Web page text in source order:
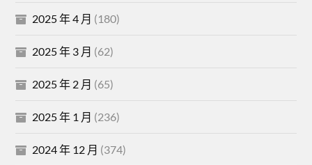
2025 年 4 月 (180)
2025 年 3 月 (62)
2025 年 2 月 (65)
2025 年 1 月 (236)
2024 年 12 月 (374)